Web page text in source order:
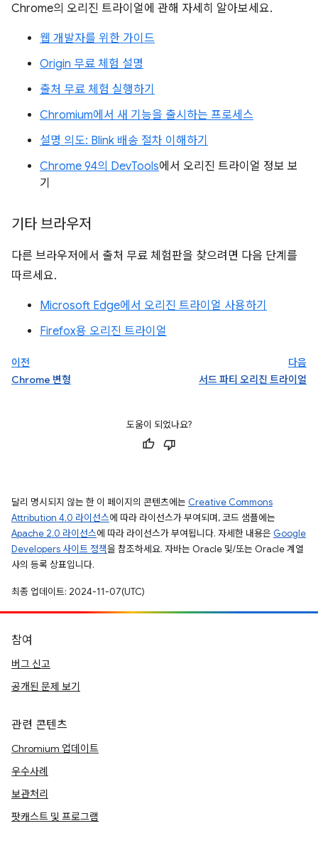
Chrome의 오리진 트라이얼에 관해 자세히 알아보세요.
웹 개발자를 위한 가이드
Origin 무료 체험 설명
출처 무료 체험 실행하기
Chromium에서 새 기능을 출시하는 프로세스
설명 의도: Blink 배송 절차 이해하기
Chrome 94의 DevTools에서 오리진 트라이얼 정보 보
기
기타 브라우저
다른 브라우저에서 출처 무료 체험판을 찾으려면 다음 단계를
따르세요.
Microsoft Edge에서 오리진 트라이얼 사용하기
Firefox용 오리진 트라이얼
이전
Chrome 변형
다음
서드 파티 오리진 트라이얼
도움이 되었나요?
달리 명시되지 않는 한 이 페이지의 콘텐츠에는 Creative Commons
Attribution 4.0 라이선스에 따라 라이선스가 부여되며, 코드 샘플에는
Apache 2.0 라이선스에 따라 라이선스가 부여됩니다. 자세한 내용은 Google
Developers 사이트 정책을 참조하세요. 자바는 Oracle 및/또는 Oracle 계열
사의 등록 상표입니다.
최종 업데이트: 2024-11-07(UTC)
참여
버그 신고
공개된 문제 보기
관련 콘텐츠
Chromium 업데이트
우수사례
보관처리
팟캐스트 및 프로그램